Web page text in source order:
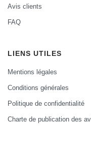
Avis clients
FAQ
LIENS UTILES
Mentions légales
Conditions générales
Politique de confidentialité
Charte de publication des